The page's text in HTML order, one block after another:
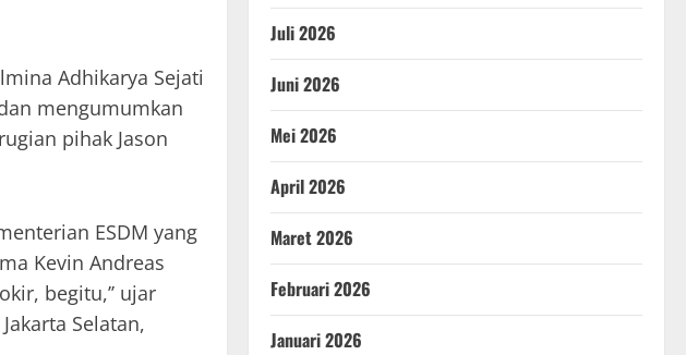
Adhikarya Sejati
mengumumkan
pihak Jason
ESDM yang
Kevin Andreas
begitu,’’ ujar
Selatan,
Juli 2026
Juni 2026
Mei 2026
April 2026
Maret 2026
Februari 2026
Januari 2026